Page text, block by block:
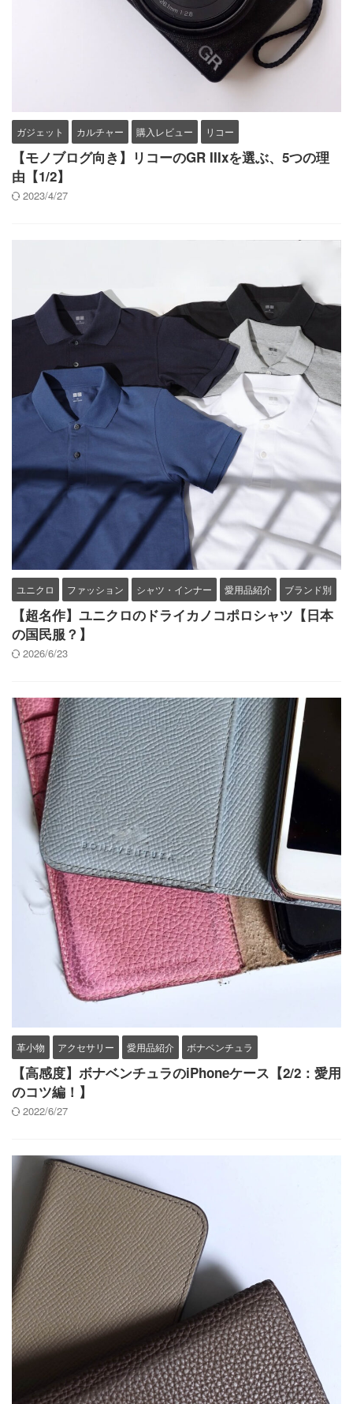
ガジェット カルチャー 購入レビュー リコー
【モノブログ向き】リコーのGR IIIxを選ぶ、5つの理
由【1/2】
2023/4/27
ユニクロ ファッション シャツ・インナー 愛用品紹介 ブランド別
【超名作】ユニクロのドライカノコポロシャツ【日本
の国民服？】
2026/6/23
革小物 アクセサリー 愛用品紹介 ボナベンチュラ
【高感度】ボナベンチュラのiPhoneケース【2/2：愛用
のコツ編！】
2022/6/27